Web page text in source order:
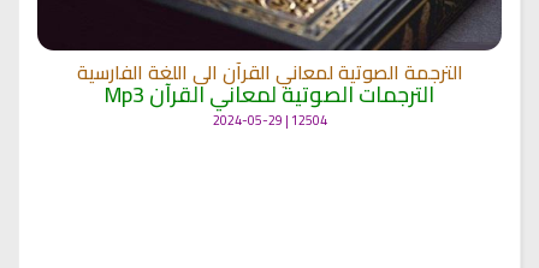
ترجمة معاني القرآن الكريم الى اللغة البرتغالية
الترجمات الصوتية لمعاني القرآن Mp3
11476 | 2024-05-29